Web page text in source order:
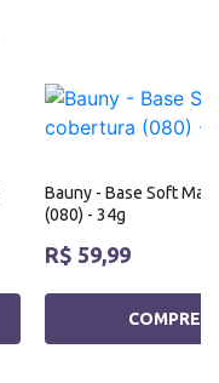
Bauny - Base Soft
(080) - 34g
R$ 59,99
COMPRE